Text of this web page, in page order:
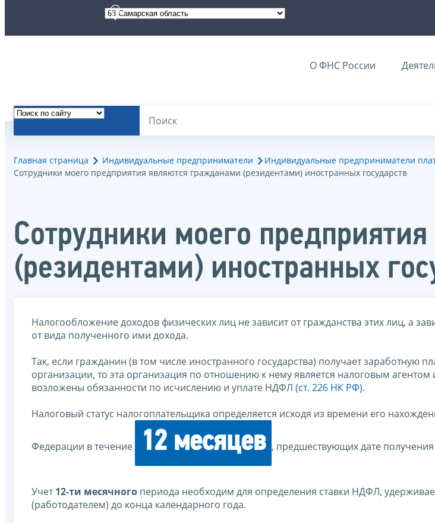
О ФНС России
Главная страница Индивидуальные предприниматели Индивидуальные предприниматели
Сотрудники моего предприятия являются гражданами (резидентами) иностранных государств
Сотрудники моего
(резидентами) иностранных
Налогообложение доходов физических лиц не зависит от гражданства этих лиц, а
от вида полученного ими дохода.
Так, если гражданин (в том числе иностранного государства) получает заработную
организации, то эта организация по отношению к нему является налоговым агентом
возложены обязанности по исчислению и уплате НДФЛ (ст. 226 НК РФ).
Налоговый статус налогоплательщика определяется исходя из времени его
Федерации в течение 12 месяцев , предшествующих дате
Учет12-ти месячного периода необходим для определения ставки НДФЛ,
(работодателем) до конца календарного года.